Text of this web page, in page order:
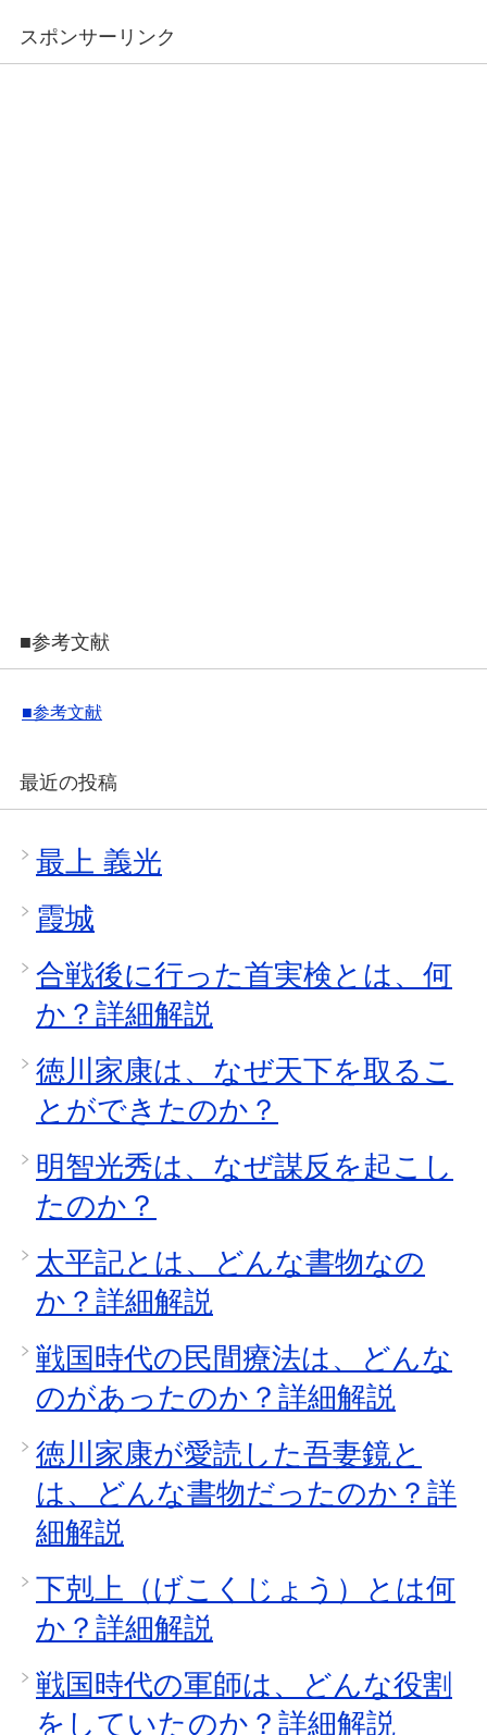
スポンサーリンク
■参考文献
■参考文献
最近の投稿
最上 義光
霞城
合戦後に行った首実検とは、何
か？詳細解説
徳川家康は、なぜ天下を取るこ
とができたのか？
明智光秀は、なぜ謀反を起こし
たのか？
太平記とは、どんな書物なの
か？詳細解説
戦国時代の民間療法は、どんな
のがあったのか？詳細解説
徳川家康が愛読した吾妻鏡と
は、どんな書物だったのか？詳
細解説
下剋上（げこくじょう）とは何
か？詳細解説
戦国時代の軍師は、どんな役割
をしていたのか？詳細解説